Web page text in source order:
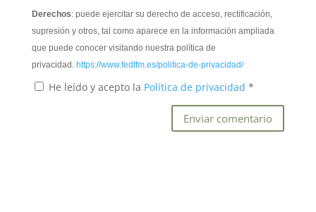
Derechos: puede ejercitar su derecho de acceso, rectificación,
supresión y otros, tal como aparece en la información ampliada
que puede conocer visitando nuestra política de
privacidad. https://www.fedtfm.es/politica-de-privacidad/
He leído y acepto la Política de privacidad *